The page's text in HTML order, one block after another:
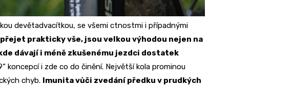
devětadvacítkou, se všemi ctnostmi i případnými
prakticky vše, jsou velkou výhodou nejen na
dávají i méně zkušenému jezdci dostatek
koncepcí i zde co do činění. Největší kola prominou
chyb. Imunita vůči zvedání předku v prudkých